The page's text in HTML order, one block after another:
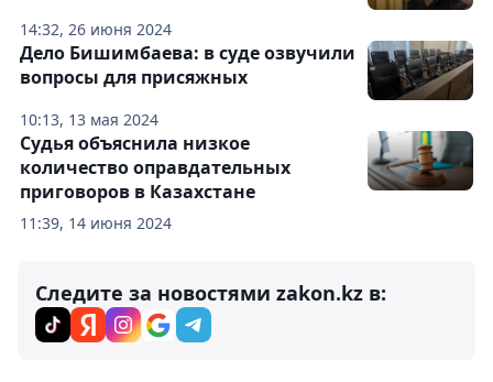
14:32, 26 июня 2024
10:13, 13 мая 2024
Дело Бишимбаева: в суде озвучили
вопросы для присяжных
11:39, 14 июня 2024
Судья объяснила низкое
количество оправдательных
приговоров в Казахстане
Следите за новостями zakon.kz в: